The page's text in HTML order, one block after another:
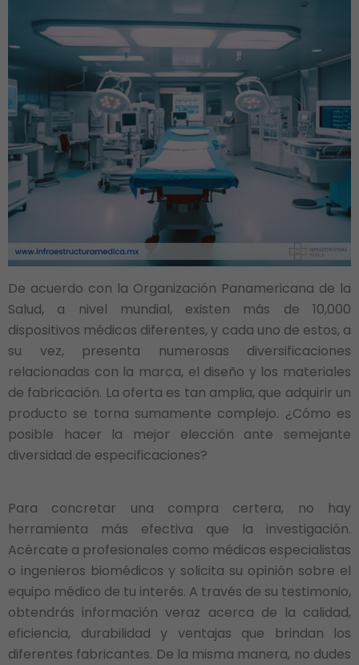
De acuerdo con la Organización Panamericana de la
Salud, a nivel mundial, existen más de 10,000
dispositivos médicos diferentes, y cada uno de estos, a
su vez, presenta numerosas diversificaciones
relacionadas con la marca, el diseño y los materiales
de fabricación. La oferta es tan amplia, que adquirir un
producto se torna sumamente complejo. ¿Cómo es
posible hacer la mejor elección ante semejante
diversidad de especificaciones?
Para concretar una compra certera, no hay
herramienta más efectiva que la investigación.
Acércate a profesionales como médicos especialistas
o ingenieros biomédicos y solicita su opinión sobre el
equipo médico de tu interés. A través de su testimonio,
obtendrás información veraz acerca de la calidad,
eficiencia, durabilidad y ventajas que brindan los
diferentes fabricantes. De la misma manera, no dudes